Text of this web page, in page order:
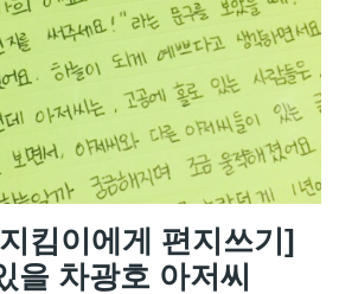
킴이에게 편지쓰기]
을 차광호 아저씨